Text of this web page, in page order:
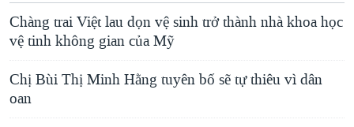
Chàng trai Việt lau dọn vệ sinh trở thành nhà khoa học
vệ tinh không gian của Mỹ
Chị Bùi Thị Minh Hằng tuyên bố sẽ tự thiêu vì dân
oan